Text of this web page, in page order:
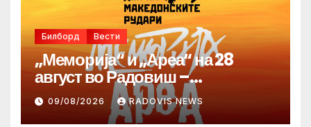
Билборд Вести
„Меморија“ и „Ареа“ на 28
август во Радовиш –
продолжува традицијата за
Денот на македонските рудари
09/08/2026 RADOVIS NEWS